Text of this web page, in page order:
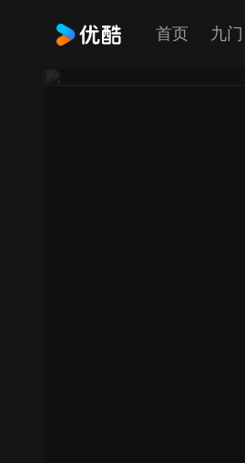
首页 九门